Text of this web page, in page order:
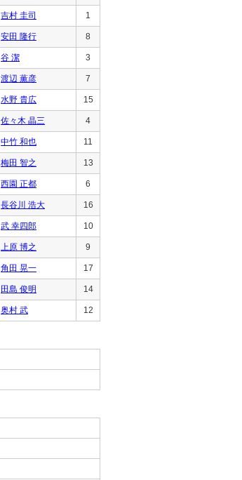
吉村 圭司 1
安田 隆行 8
谷 潔 3
渡辺 薫彦 7
水野 貴広 15
佐々木 晶三 4
中竹 和也 11
梅田 智之 13
西園 正都 6
長谷川 浩大 16
武 幸四郎 10
上原 博之 9
角田 晃一 17
田島 俊明 14
奥村 武 12